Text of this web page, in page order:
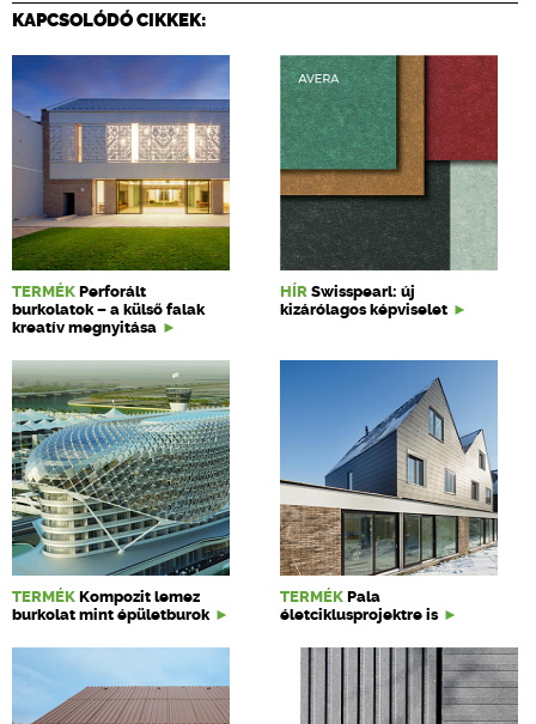
KAPCSOLÓDÓ CIKKEK:
TERMÉK Perforált
burkolatok – a külső falak
kreatív megnyitása
HÍR Swisspearl: új
kizárólagos képviselet
TERMÉK Kompozit lemez
burkolat mint épületburok
TERMÉK Pala
életciklusprojektre is